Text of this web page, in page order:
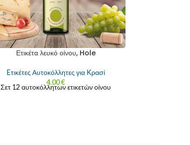
Ετικέτα λευκό οίνου, Hole
Eτικέτες Αυτοκόλλητες για Kρασί
4.00€
Σετ 12 αυτοκόλλητων ετικετών οίνου